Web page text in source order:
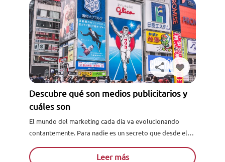
Solicita información
Descubre qué son medios publicitarios y
cuáles son
El mundo del marketing cada día va evolucionando
contantemente. Para nadie es un secreto que desde el
publicitarios han...
Leer más